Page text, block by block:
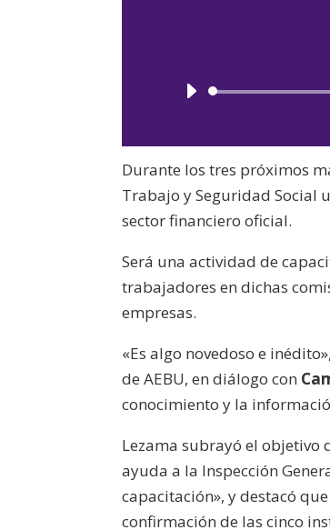
Durante los tres próximos
Trabajo y Seguridad Social
sector financiero oficial.
Será una actividad de
trabajadores en dichas
empresas.
«Es algo novedoso e
de AEBU, en diálogo con
conocimiento y la
Lezama subrayó el objetivo
ayuda a la Inspección
capacitación», y destacó
confirmación de las cinco